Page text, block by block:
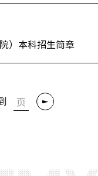
）本科招生简章